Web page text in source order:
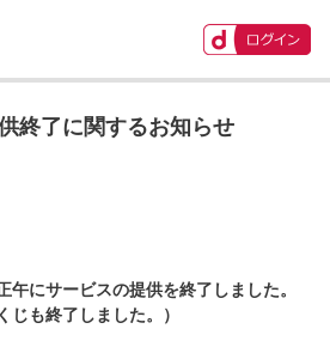
終了に関するお知らせ
午にサービスの提供を終了しました。
じも終了しました。）